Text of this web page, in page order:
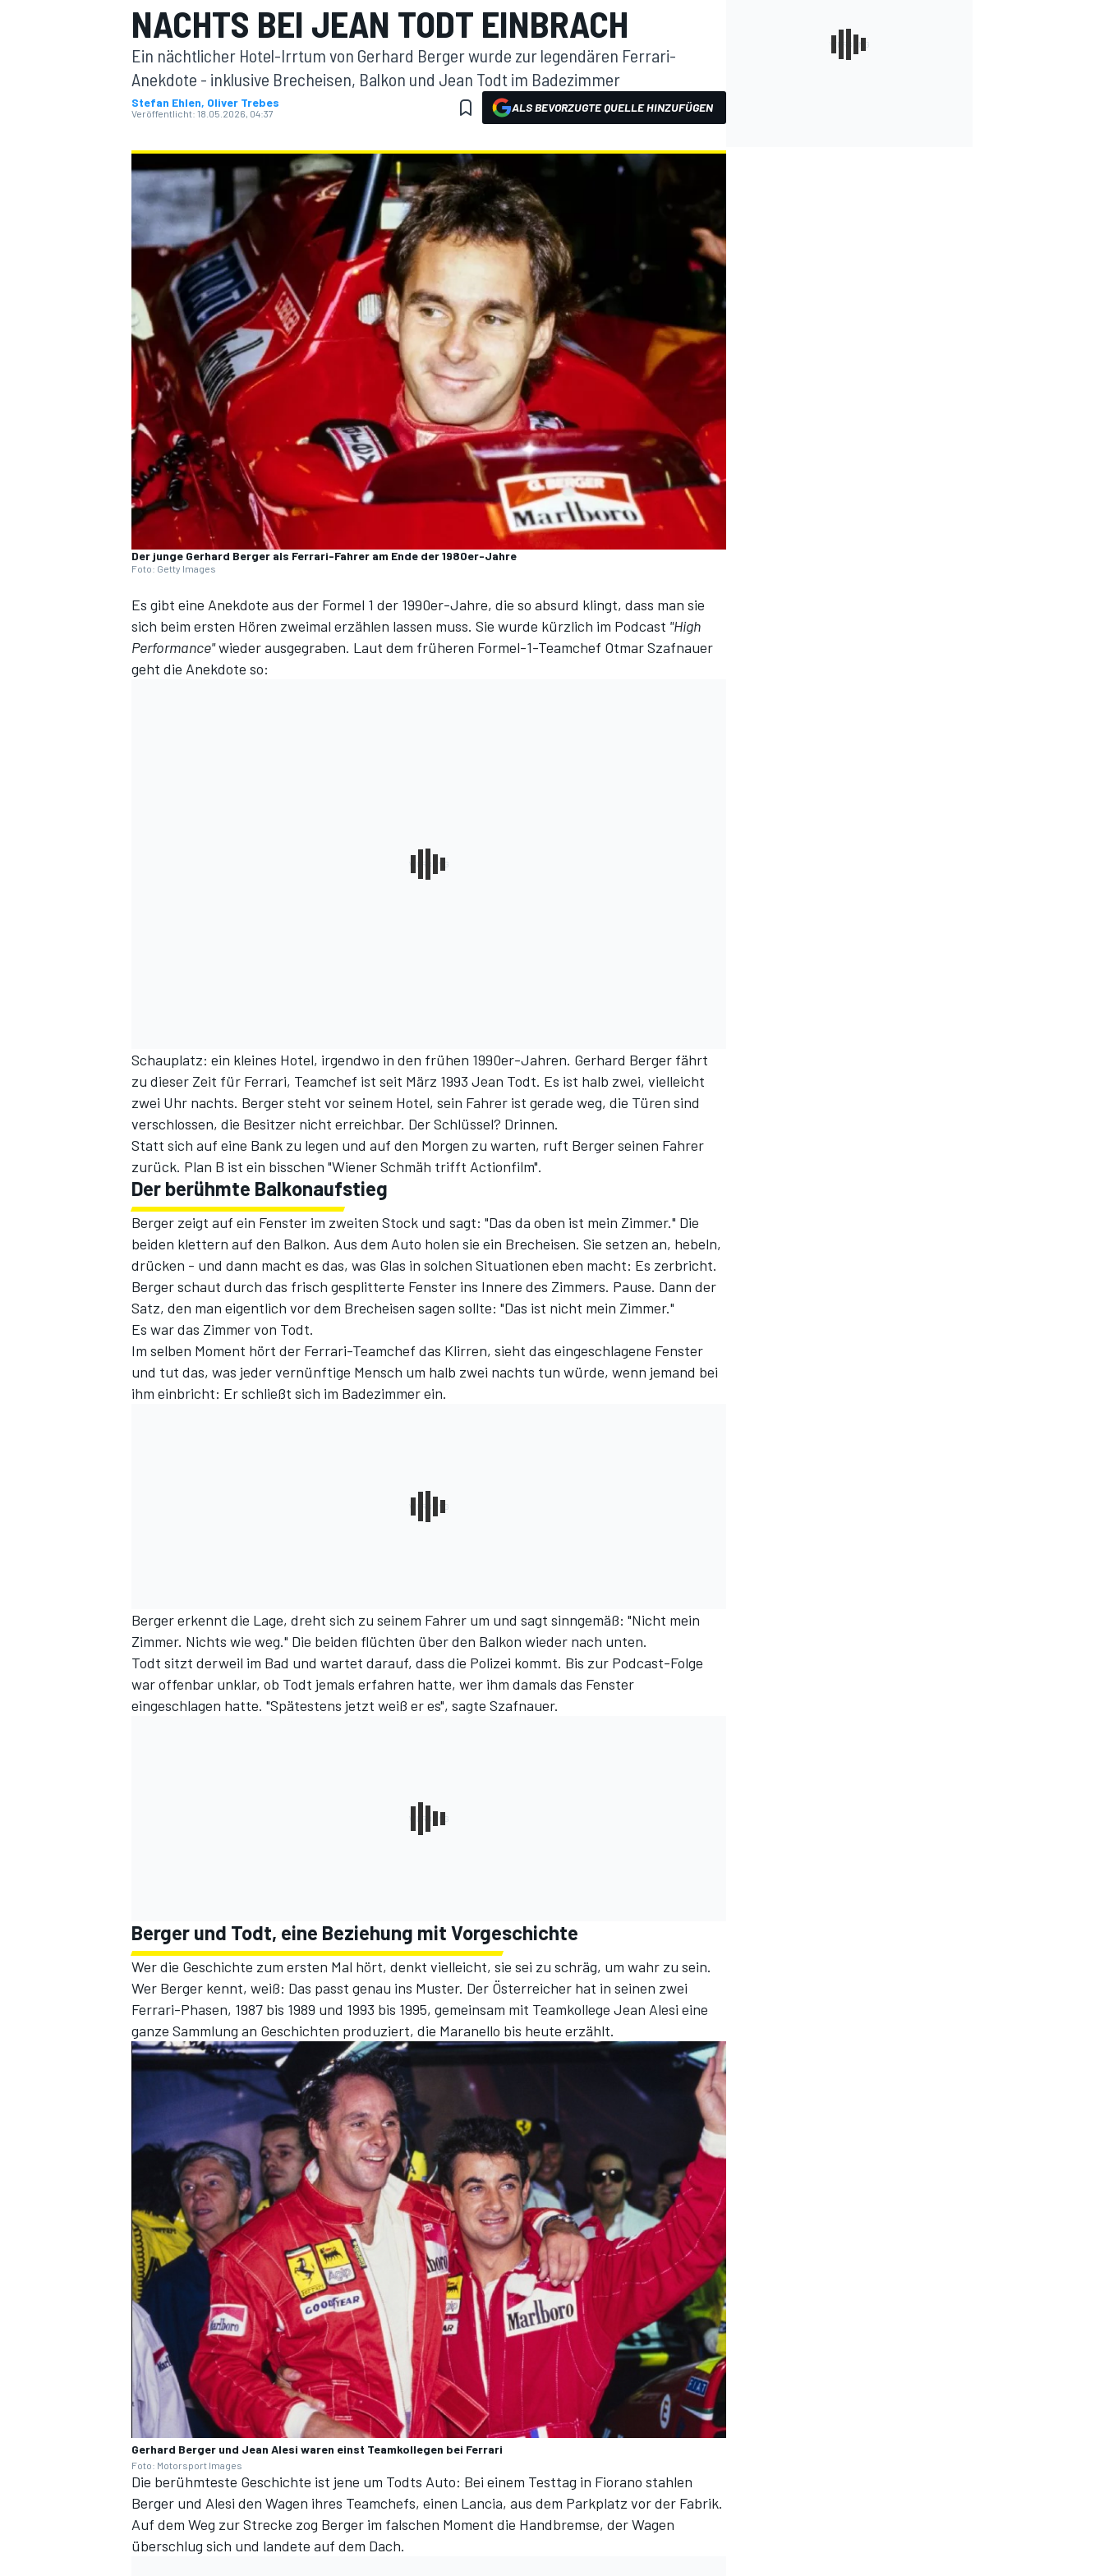
DTM
SPORTWAGEN
NACHTS BEI JEAN TODT EINBRACH
Ein nächtlicher Hotel-Irrtum von Gerhard Berger wurde zur legendären Ferrari-
Anekdote - inklusive Brecheisen, Balkon und Jean Todt im Badezimmer
Stefan Ehlen, Oliver Trebes
Veröffentlicht: 18.05.2026, 04:37 ALS BEVORZUGTE QUELLE HINZUFÜGEN
Der junge Gerhard Berger als Ferrari-Fahrer am Ende der 1980er-Jahre
Foto: Getty Images
Es gibt eine Anekdote aus der Formel 1 der 1990er-Jahre, die so absurd klingt, dass man sie
sich beim ersten Hören zweimal erzählen lassen muss. Sie wurde kürzlich im Podcast "High
Performance"wieder ausgegraben. Laut dem früheren Formel-1-Teamchef Otmar Szafnauer
geht die Anekdote so:
Schauplatz: ein kleines Hotel, irgendwo in den frühen 1990er-Jahren. Gerhard Berger fährt
zu dieser Zeit für Ferrari, Teamchef ist seit März 1993 Jean Todt. Es ist halb zwei, vielleicht
zwei Uhr nachts. Berger steht vor seinem Hotel, sein Fahrer ist gerade weg, die Türen sind
verschlossen, die Besitzer nicht erreichbar. Der Schlüssel? Drinnen.
Statt sich auf eine Bank zu legen und auf den Morgen zu warten, ruft Berger seinen Fahrer
zurück. Plan B ist ein bisschen "Wiener Schmäh trifft Actionfilm".
Der berühmte Balkonaufstieg
Berger zeigt auf ein Fenster im zweiten Stock und sagt: "Das da oben ist mein Zimmer." Die
beiden klettern auf den Balkon. Aus dem Auto holen sie ein Brecheisen. Sie setzen an, hebeln,
drücken - und dann macht es das, was Glas in solchen Situationen eben macht: Es zerbricht.
Berger schaut durch das frisch gesplitterte Fenster ins Innere des Zimmers. Pause. Dann der
Satz, den man eigentlich vor dem Brecheisen sagen sollte: "Das ist nicht mein Zimmer."
Es war das Zimmer von Todt.
Im selben Moment hört der Ferrari-Teamchef das Klirren, sieht das eingeschlagene Fenster
und tut das, was jeder vernünftige Mensch um halb zwei nachts tun würde, wenn jemand bei
ihm einbricht: Er schließt sich im Badezimmer ein.
Berger erkennt die Lage, dreht sich zu seinem Fahrer um und sagt sinngemäß: "Nicht mein
Zimmer. Nichts wie weg." Die beiden flüchten über den Balkon wieder nach unten.
Todt sitzt derweil im Bad und wartet darauf, dass die Polizei kommt. Bis zur Podcast-Folge
war offenbar unklar, ob Todt jemals erfahren hatte, wer ihm damals das Fenster
eingeschlagen hatte. "Spätestens jetzt weiß er es", sagte Szafnauer.
Berger und Todt, eine Beziehung mit Vorgeschichte
Wer die Geschichte zum ersten Mal hört, denkt vielleicht, sie sei zu schräg, um wahr zu sein.
Wer Berger kennt, weiß: Das passt genau ins Muster. Der Österreicher hat in seinen zwei
Ferrari-Phasen, 1987 bis 1989 und 1993 bis 1995, gemeinsam mit Teamkollege Jean Alesi eine
ganze Sammlung an Geschichten produziert, die Maranello bis heute erzählt.
Gerhard Berger und Jean Alesi waren einst Teamkollegen bei Ferrari
Foto: Motorsport Images
Die berühmteste Geschichte ist jene um Todts Auto: Bei einem Testtag in Fiorano stahlen
Berger und Alesi den Wagen ihres Teamchefs, einen Lancia, aus dem Parkplatz vor der Fabrik.
Auf dem Weg zur Strecke zog Berger im falschen Moment die Handbremse, der Wagen
überschlug sich und landete auf dem Dach.